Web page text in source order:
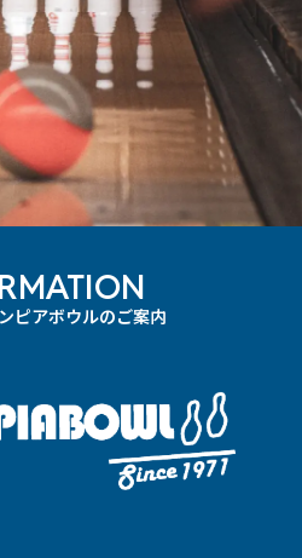
ピアボウルのご案内